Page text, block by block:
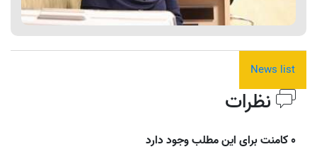
News list
نظرات
0 کامنت برای این مطلب وجود دارد